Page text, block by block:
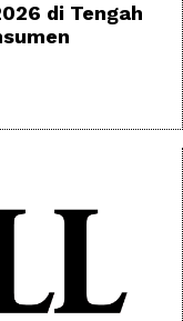
di Tengah